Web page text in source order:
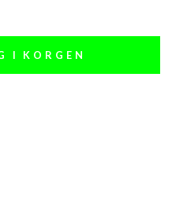
I KORGEN